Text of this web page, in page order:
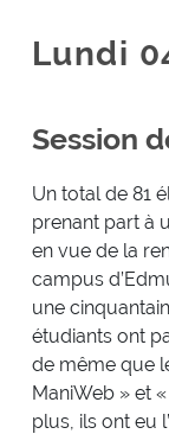
Lundi
Session
Un total de 81
prenant part à
en vue de la
campus
une
étudiants ont
de même que
ManiWeb » et
plus, ils ont eu